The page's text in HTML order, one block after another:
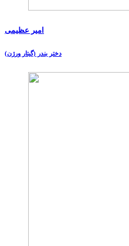
امیر عظیمی
دختر بندر (گیتار ورژن)